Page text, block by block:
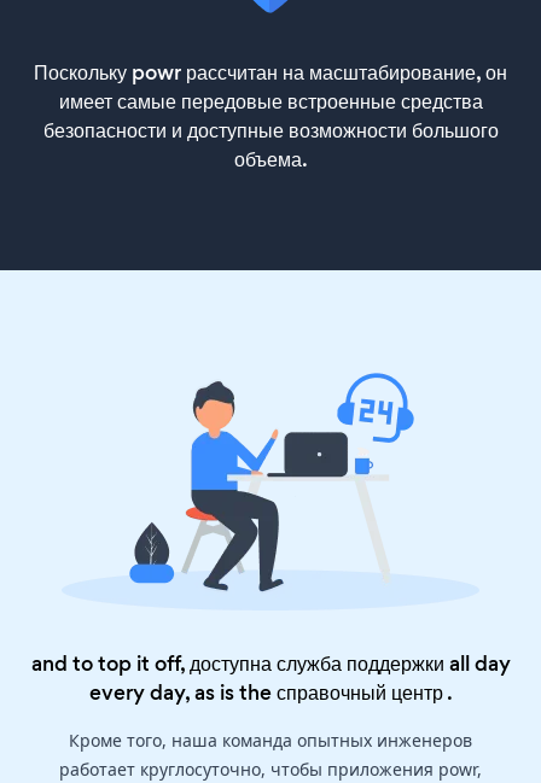
Поскольку powr рассчитан на масштабирование, он
имеет самые передовые встроенные средства
безопасности и доступные возможности большого
объема.
and to top it off, доступна служба поддержки all day
every day, as is theсправочный центр.
Кроме того, наша команда опытных инженеров
работает круглосуточно, чтобы приложения powr,